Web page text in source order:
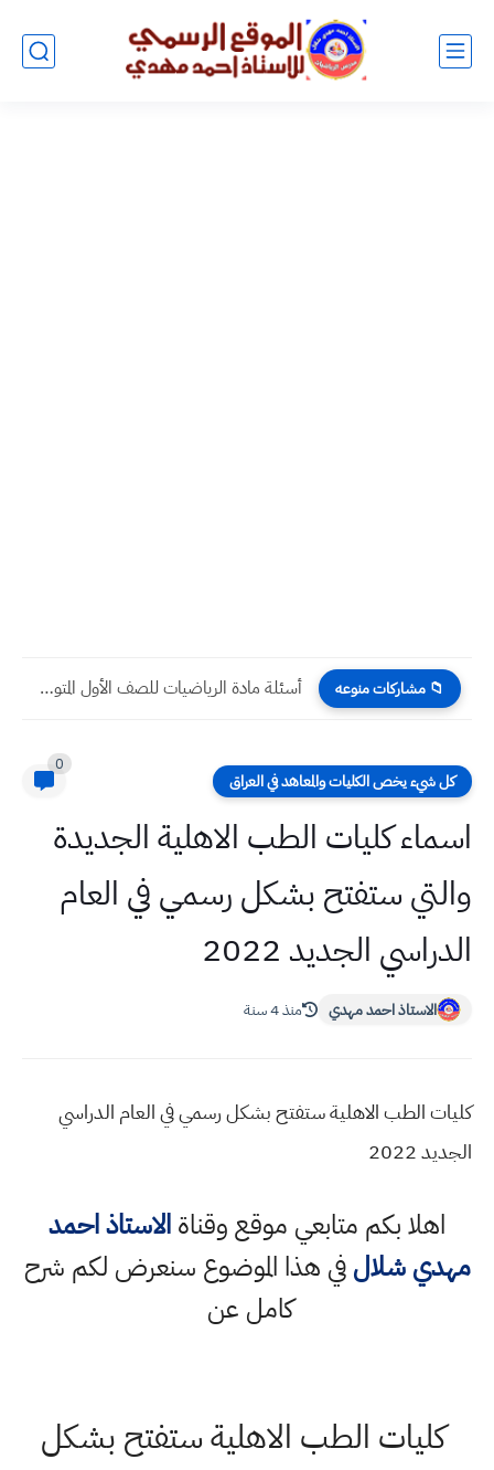
📁 مشاركات منوعه أسئلة مادة الرياضيات للصف الأول المتوسط الشهر الأول
كل شيء يخص الكليات والمعاهد في العراق
0
اسماء كليات الطب الاهلية الجديدة
والتي ستفتح بشكل رسمي في العام
الدراسي الجديد 2022
الاستاذ احمد مهدي منذ 4 سنة
كليات الطب الاهلية ستفتح بشكل رسمي في العام الدراسي
الجديد 2022
اهلا بكم متابعي موقع وقناةالاستاذ احمد
مهدي شلالفي هذا الموضوع سنعرض لكم شرح
كامل عن
كليات الطب الاهلية ستفتح بشكل